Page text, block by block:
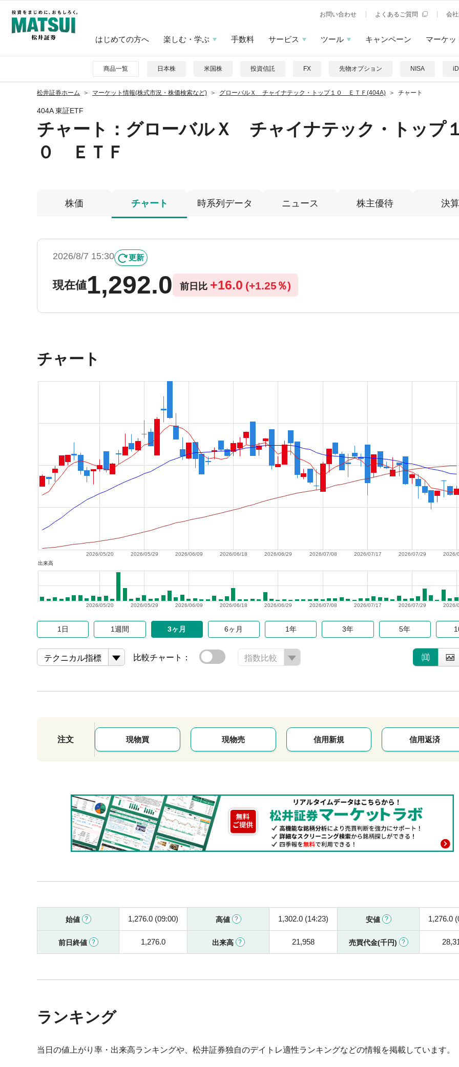
お問い合わせ よくあるご質問 会
はじめての方へ 楽しむ・学ぶ 手数料 サービス ツール キャンペーン マーケッ
商品一覧 日本株 米国株 投資信託 FX 先物オプション NISA
松井証券ホーム マーケット情報(株式市況・株価検索など) グローバルＸ チャイナテック・トップ１０ ＥＴＦ(404A) チャート
404A 東証ETF
チャート： グローバルＸ チャイナテック・トップ
０ ＥＴＦ
株価 チャート 時系列データ ニュース 株主優待 決算
2026/8/7 15:30 更新
現在値1,292.0 前日比 +16.0 (+1.25％)
チャート
2026/
2026/07/29
2026/07/17
2026/07/08
2026/06/29
2026/06/18
2026/06/09
2026/05/29
2026/05/20
出来高
2026/
2026/07/29
2026/07/17
2026/07/08
2026/06/29
2026/06/18
2026/06/09
2026/05/29
2026/05/20
1日 1週間 3ヶ月 6ヶ月 1年 3年 5年
テクニカル指標 比較チャート： 指数比較
注文 現物買 現物売 信用新規 信用返済
始値 1,276.0 (09:00) 高値 1,302.0 (14:23) 安値 1,276.0
前日終値 1,276.0 出来高 21,958 売買代金(千円)
ランキング
当日の値上がり率・出来高ランキングや、松井証券独自のデイトレ適性ランキングなどの情報を掲載しています。